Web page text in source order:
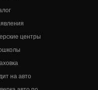
центры
на авто